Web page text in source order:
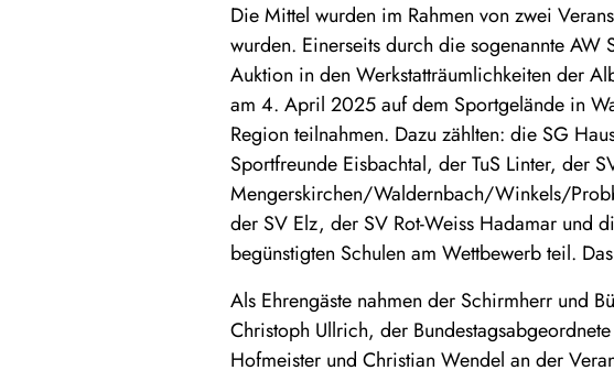
Die Mittel wurden im Rahmen von zwei
wurden. Einerseits durch die sogenannte
Auktion in den Werkstatträumlichkeiten der
am 4. April 2025 auf dem Sportgelände in
Region teilnahmen. Dazu zählten: die SG
Sportfreunde Eisbachtal, der TuS Linter, der
Mengerskirchen/Waldernbach/Winkels/
der SV Elz, der SV Rot-Weiss Hadamar und
begünstigten Schulen am Wettbewerb teil.
Als Ehrengäste nahmen der Schirmherr und
Christoph Ullrich, der
Hofmeister und Christian Wendel an der